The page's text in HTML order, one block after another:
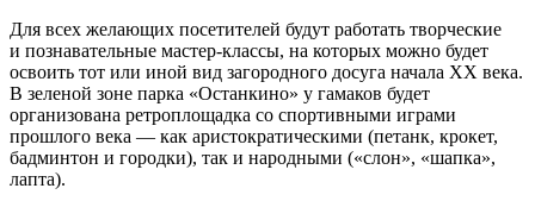
Для всех желающих посетителей будут работать творческие
и познавательные мастер-классы, на которых можно будет
освоить тот или иной вид загородного досуга начала ХХ века.
В зеленой зоне парка «Останкино» у гамаков будет
организована ретроплощадка со спортивными играми
прошлого века — как аристократическими (петанк, крокет,
бадминтон и городки), так и народными («слон», «шапка»,
лапта).